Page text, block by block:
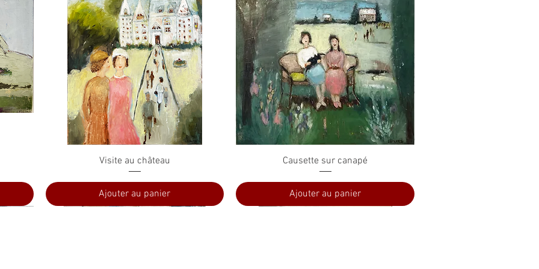
Aperçu rapide
Visite au château
Ajouter au panier
Aperçu rapide
Causette sur canapé
Ajouter au panier